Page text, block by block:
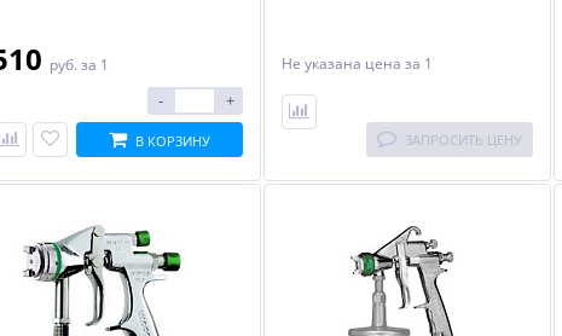
руб. за 1
- +
В КОРЗИНУ
Не указана цена за 1
ЗАПРОСИТЬ ЦЕНУ